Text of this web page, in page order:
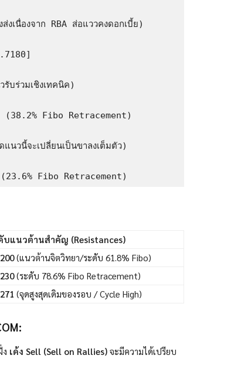
เนื่องจาก RBA ส่อแววคงดอกเบี้ย)
บร่วมเชิงเทคนิค)
Fibo Retracement)
นวนี้จะเปลี่ยนเป็นขาลงเต็มตัว)
บแนวต้านสำคัญ (Resistances)
(แนวต้านจิตวิทยา/ระดับ 61.8% Fibo)
(ระดับ 78.6% Fibo Retracement)
(จุดสูงสุดเดิมของรอบ / Cycle High)
เด้ง Sell (Sell on Rallies) จะมีความได้เปรียบ